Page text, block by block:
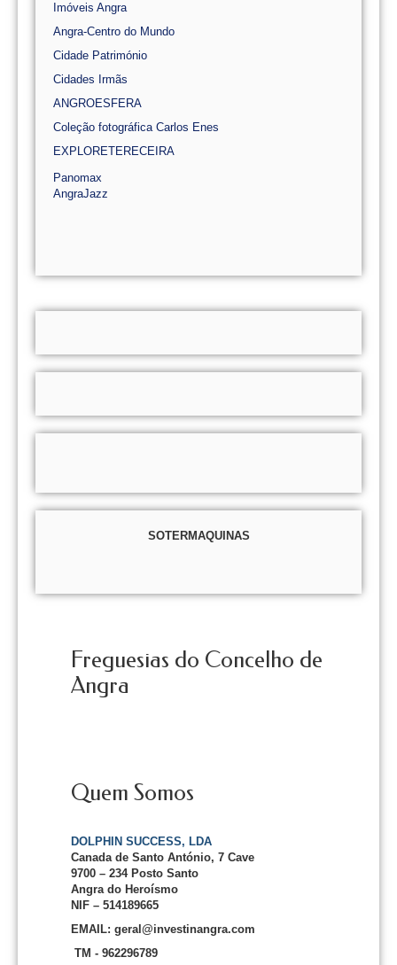
Imóveis Angra
Angra-Centro do Mundo
Cidade Património
Cidades Irmãs
ANGROESFERA
Coleção fotográfica Carlos Enes
EXPLORETERECEIRA
Panomax
AngraJazz
SOTERMAQUINAS
Freguesias do Concelho de
Angra
Quem Somos
DOLPHIN SUCCESS, LDA
Canada de Santo António, 7 Cave
9700 – 234 Posto Santo
Angra do Heroísmo
NIF – 514189665
EMAIL: geral@investinangra.com
TM - 962296789